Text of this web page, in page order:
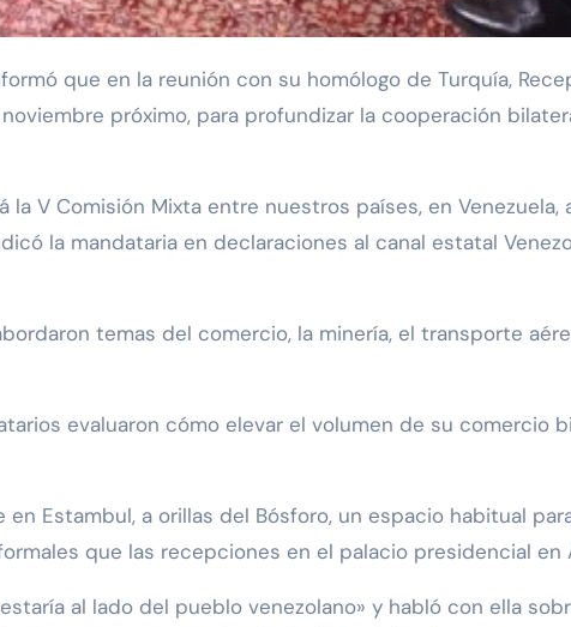
próximo, para profundizar la cooperación
V Comisión Mixta entre nuestros países, en Venezuela,
la mandataria en declaraciones al canal estatal
temas del comercio, la minería, el transporte
evaluaron cómo elevar el volumen de su comercio
Estambul, a orillas del Bósforo, un espacio habitual
que las recepciones en el palacio presidencial en
al lado del pueblo venezolano» y habló con ella